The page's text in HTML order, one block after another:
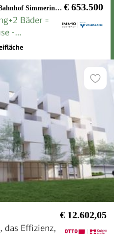
Böhmischer Prater, Löwygrube € 653.500
Bäder =
-
€ 12.602,05
das Effizienz,